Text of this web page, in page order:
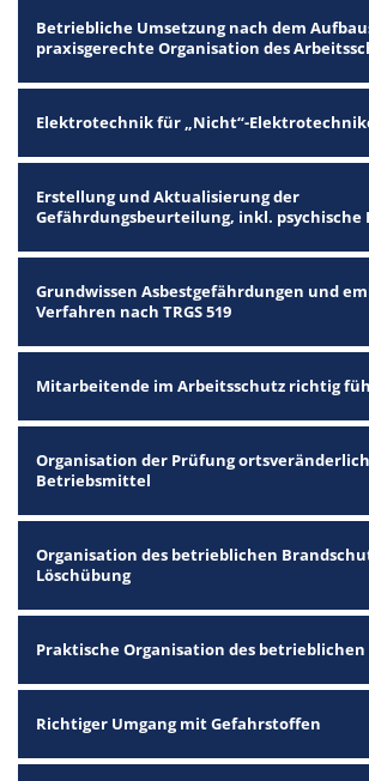
Betriebliche Umsetzung nach dem
praxisgerechte Organisation des
Elektrotechnik für „Nicht“-
Erstellung und Aktualisierung der
Gefährdungsbeurteilung, inkl. psychische
Grundwissen Asbestgefährdungen und
Verfahren nach TRGS 519
Mitarbeitende im Arbeitsschutz richtig
Organisation der Prüfung
Betriebsmittel
Organisation des betrieblichen
Löschübung
Praktische Organisation des
Richtiger Umgang mit Gefahrstoffen